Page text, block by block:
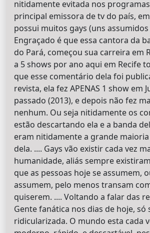
nitidamente evitada nos
principal emissora de tv do país,
possui muitos gays (uns
Engraçado é que essa cantora da
do Pará, começou sua carreira em
a 5 shows por ano aqui em Recife
que esse comentário dela foi
revista, ela fez APENAS 1 show em
passado (2013), e depois não fez
nenhum. Ou seja nitidamente os
estão descartando ela e a banda
eram nitidamente a grande
dela. .... Gays vão existir cada vez
humanidade, aliás sempre
que as pessoas hoje se assumem,
assumem, pelo menos transam
quiserem. .... Voltando a falar das
Gente fanática nos dias de hoje, só
ridicularizada. O mundo esta cada